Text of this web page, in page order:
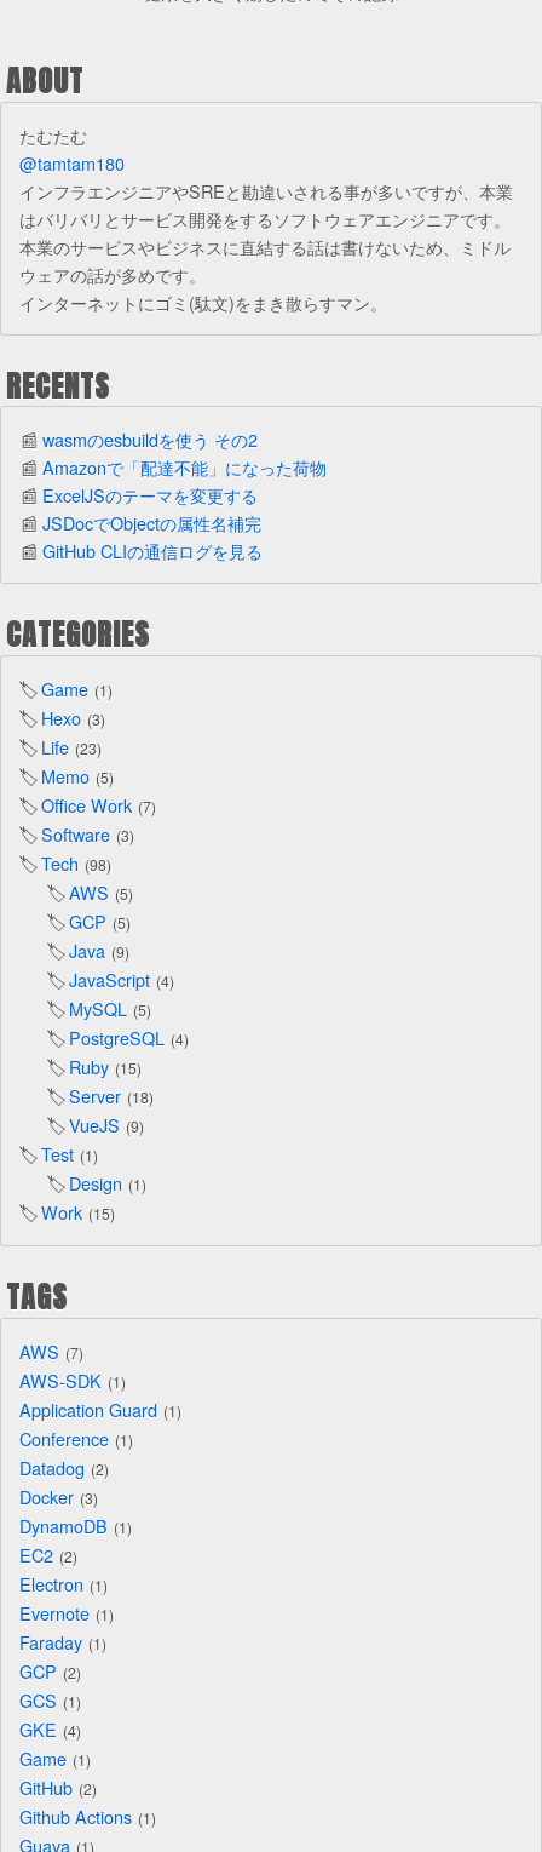
ABOUT
たむたむ
@tamtam180
インフラエンジニアやSREと勘違いされる事が多いですが、本業
はバリバリとサービス開発をするソフトウェアエンジニアです。
本業のサービスやビジネスに直結する話は書けないため、ミドル
ウェアの話が多めです。
インターネットにゴミ(駄文)をまき散らすマン。
RECENTS
wasmのesbuildを使う その2
Amazonで「配達不能」になった荷物
ExcelJSのテーマを変更する
JSDocでObjectの属性名補完
GitHub CLIの通信ログを見る
CATEGORIES
Game 1
Hexo 3
Life 23
Memo 5
Office Work 7
Software 3
Tech 98
AWS 5
GCP 5
Java 9
JavaScript 4
MySQL 5
PostgreSQL 4
Ruby 15
Server 18
VueJS 9
Test 1
Design 1
Work 15
TAGS
AWS 7
AWS-SDK 1
Application Guard 1
Conference 1
Datadog 2
Docker 3
DynamoDB 1
EC2 2
Electron 1
Evernote 1
Faraday 1
GCP 2
GCS 1
GKE 4
Game 1
GitHub 2
Github Actions 1
Guava 1